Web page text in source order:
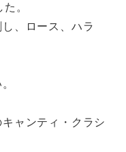
。
、ロース、ハラ
ャンティ・クラシ